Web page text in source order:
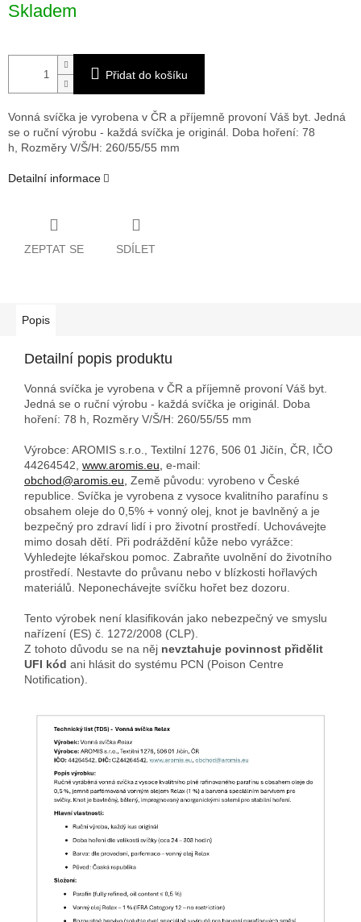
cena:
Skladem
Přidat do košíku
Vonná svíčka je vyrobena v ČR a příjemně provoní Váš byt. Jedná
se o ruční výrobu - každá svíčka je originál. Doba hoření: 78
h, Rozměry V/Š/H: 260/55/55 mm
Detailní informace
ZEPTAT SE SDÍLET
Popis
Detailní popis produktu
Vonná svíčka je vyrobena v ČR a příjemně provoní Váš byt.
Jedná se o ruční výrobu - každá svíčka je originál. Doba
hoření: 78 h, Rozměry V/Š/H: 260/55/55 mm
Výrobce: AROMIS s.r.o., Textilní 1276, 506 01 Jičín, ČR, IČO
44264542, www.aromis.eu, e-mail:
obchod@aromis.eu, Země původu: vyrobeno v České
republice. Svíčka je vyrobena z vysoce kvalitního parafínu s
obsahem oleje do 0,5% + vonný olej, knot je bavlněný a je
bezpečný pro zdraví lidí i pro životní prostředí. Uchovávejte
mimo dosah dětí. Při podráždění kůže nebo vyrážce:
Vyhledejte lékařskou pomoc. Zabraňte uvolnění do životního
prostředí. Nestavte do průvanu nebo v blízkosti hořlavých
materiálů. Neponechávejte svíčku hořet bez dozoru.
Tento výrobek není klasifikován jako nebezpečný ve smyslu
nařízení (ES) č. 1272/2008 (CLP).
Z tohoto důvodu se na něj nevztahuje povinnost přidělit
UFI kód ani hlásit do systému PCN (Poison Centre
Notification).